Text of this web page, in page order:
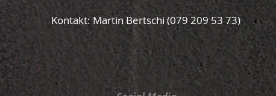
Kontakt: Martin Bertschi (079 209 53 73)